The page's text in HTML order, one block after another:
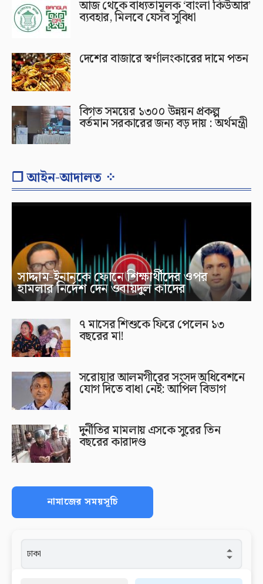
আজ থেকে বাধ্যতামূলক ‘বাংলা কিউআর’
ব্যবহার, মিলবে যেসব সুবিধা
দেশের বাজারে স্বর্ণালংকারের দামে পতন
বিগত সময়ের ১৩০০ উন্নয়ন প্রকল্প
বর্তমান সরকারের জন্য বড় দায় : অর্থমন্ত্রী
❐ আইন-আদালত ⁘
সাদ্দাম-ইনানকে ফোনে শিক্ষার্থীদের ওপর
হামলার নির্দেশ দেন ওবায়দুল কাদের
৭ মাসের শিশুকে ফিরে পেলেন ১৩
বছরের মা!
সরোয়ার আলমগীরের সংসদ অধিবেশনে
যোগ দিতে বাধা নেই: আপিল বিভাগ
দুর্নীতির মামলায় এসকে সুরের তিন
বছরের কারাদণ্ড
নামাজের সময়সূচি